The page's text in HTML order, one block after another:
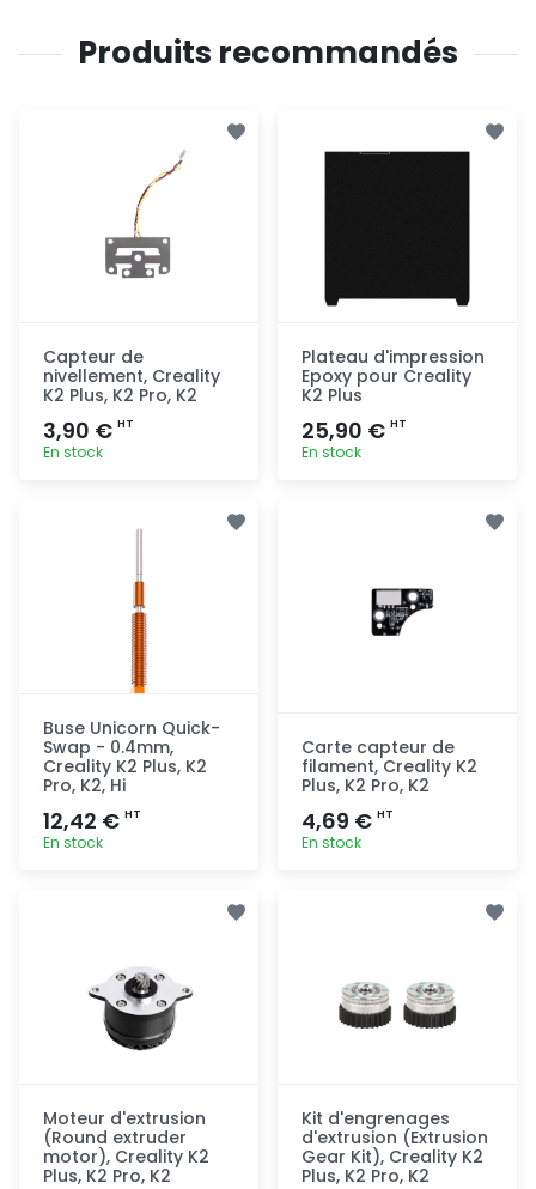
Produits recommandés
Capteur de
nivellement, Creality
K2 Plus, K2 Pro, K2
3,90 € HT
En stock
rapide
Plateau d'impression
Epoxy pour Creality
K2 Plus
25,90 € HT
En stock
Buse Unicorn Quick-
Swap - 0.4mm,
Creality K2 Plus, K2
Pro, K2, Hi
12,42 € HT
En stock
Carte capteur de
filament, Creality K2
Plus, K2 Pro, K2
4,69 € HT
En stock
Moteur d'extrusion
(Round extruder
motor), Creality K2
Plus, K2 Pro, K2
Kit d'engrenages
d'extrusion (Extrusion
Gear Kit), Creality K2
Plus, K2 Pro, K2